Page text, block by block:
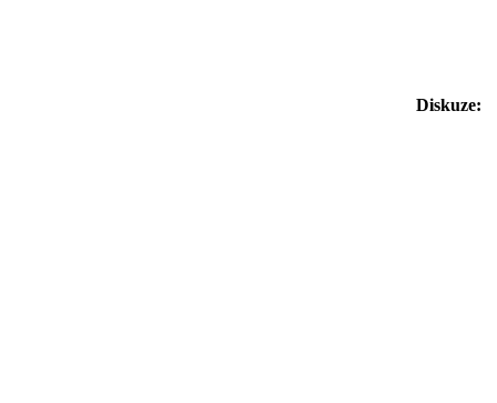
Diskuze: